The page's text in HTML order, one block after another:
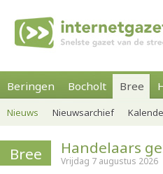
Beringen Bocholt Bree
Nieuws Nieuwsarchief
Bree Handelaars
Vrijdag 7 augustus 2026